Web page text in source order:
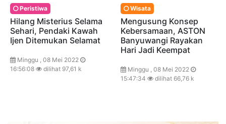
Peristiwa
Hilang Misterius Selama
Sehari, Pendaki Kawah
Ijen Ditemukan Selamat
Minggu , 08 Mei 2022
16:56:08
dilihat 97,61 k
Wisata
Mengusung Konsep
Kebersamaan, ASTON
Banyuwangi Rayakan
Hari Jadi Keempat
Minggu , 08 Mei 2022
15:47:34
dilihat 66,76 k